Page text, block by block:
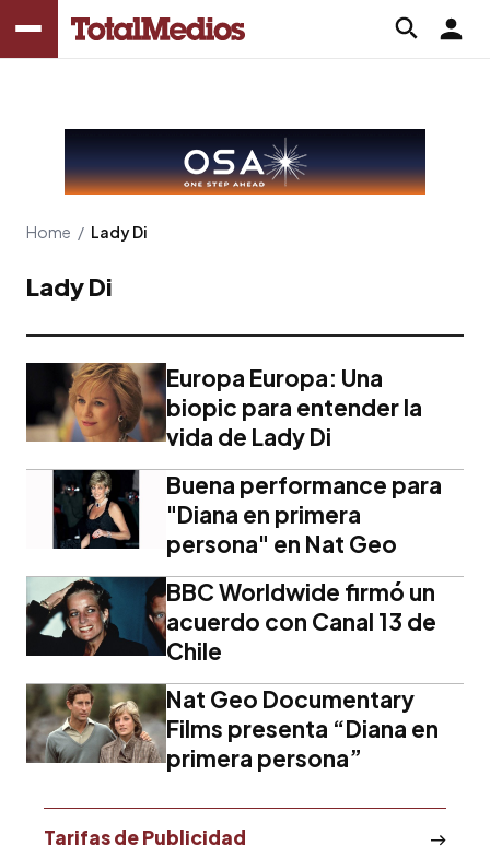
Home / Lady Di
Lady Di
Europa Europa: Una
biopic para entender la
vida de Lady Di
Buena performance para
"Diana en primera
persona" en Nat Geo
BBC Worldwide firmó un
acuerdo con Canal 13 de
Chile
Nat Geo Documentary
Films presenta “Diana en
primera persona”
Tarifas de Publicidad